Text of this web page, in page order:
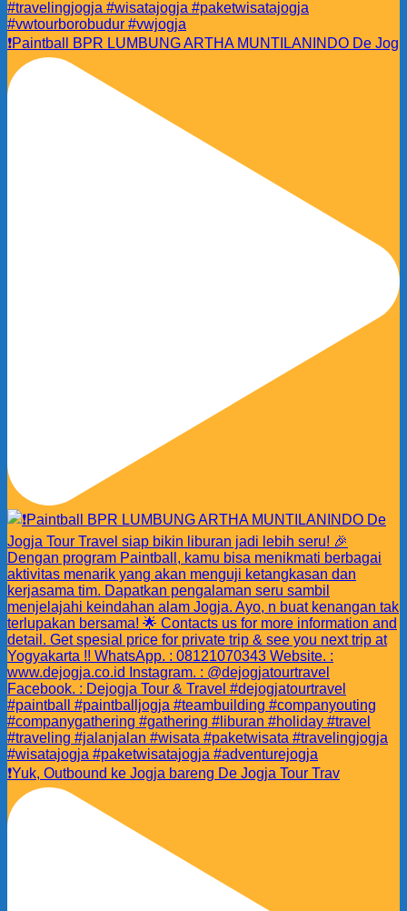
❗️Paintball BPR LUMBUNG ARTHA MUNTILANINDO De Jog
❗️Yuk, Outbound ke Jogja bareng De Jogja Tour Trav